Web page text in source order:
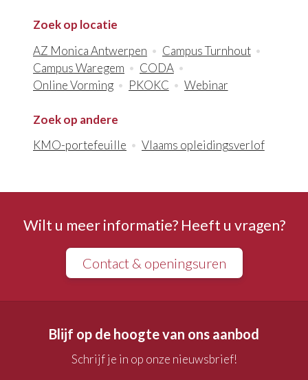
Zoek op locatie
AZ Monica Antwerpen
Campus Turnhout
Campus Waregem
CODA
Online Vorming
PKOKC Webinar
Zoek op andere
KMO-portefeuille
Vlaams opleidingsverlof
Wilt u meer informatie? Heeft u vragen?
Contact & openingsuren
Blijf op de hoogte van ons aanbod
Schrijf je in op onze nieuwsbrief!